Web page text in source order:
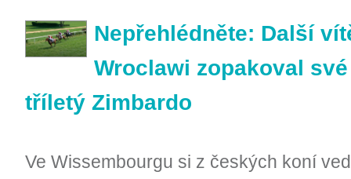
Nepřehlédněte: Další
Wroclawi zopakoval
tříletý Zimbardo
Ve Wissembourgu si z českých koní